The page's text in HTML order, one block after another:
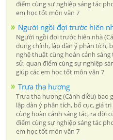
điểm cùng sự nghiệp sáng tác
em học tốt môn văn 7
Người ngồi đợi trước hiên
Người ngồi đợi trước hiên nhà
dung chính, lập dàn ý phân tích,
nghệ thuật cùng hoàn cảnh
sử, quan điểm cùng sự nghiệp
giúp các em học tốt môn văn 7
Trưa tha hương
Trưa tha hương (Cánh diều) bao
lập dàn ý phân tích, bố cục, giá
cùng hoàn cảnh sáng tác, ra đời
điểm cùng sự nghiệp sáng tác
em học tốt môn văn 7